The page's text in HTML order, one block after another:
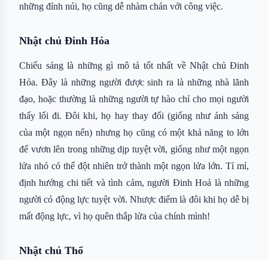
những đỉnh núi, họ cũng dễ nhàm chán với công việc.
Nhật chủ Đinh Hỏa
Chiếu sáng là những gì mô tả tốt nhất về Nhật chủ Đinh
Hỏa. Đây là những người được sinh ra là những nhà lãnh
đạo, hoặc thường là những người tự hào chỉ cho mọi người
thấy lối đi. Đôi khi, họ hay thay đổi (giống như ánh sáng
của một ngọn nến) nhưng họ cũng có một khả năng to lớn
để vươn lên trong những dịp tuyệt vời, giống như một ngọn
lửa nhỏ có thể đột nhiên trở thành một ngọn lửa lớn. Tỉ mỉ,
định hướng chi tiết và tình cảm, người Đinh Hoả là những
người có động lực tuyệt vời. Nhược điểm là đôi khi họ dễ bị
mất động lực, vì họ quên thắp lửa của chính mình!
Nhật chủ Thổ